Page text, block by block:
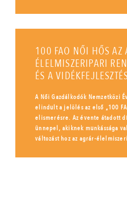
100 FAO NŐI HŐS AZ
ÉLELMISZERIPARI
ÉS A
A Női Gazdálkodók Nemzetközi
elindult a jelölés az első „100
elismerésre. Az évente átadott
ünnepel, akiknek munkássága
változást hoz az agrár-